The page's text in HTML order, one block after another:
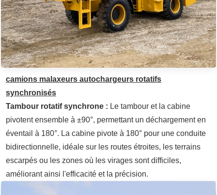
camions malaxeurs autochargeurs rotatifs
synchronisés
Tambour rotatif synchrone : Le tambour et la cabine
pivotent ensemble à ±90°, permettant un déchargement en
éventail à 180°. La cabine pivote à 180° pour une conduite
bidirectionnelle, idéale sur les routes étroites, les terrains
escarpés ou les zones où les virages sont difficiles,
améliorant ainsi l'efficacité et la précision.